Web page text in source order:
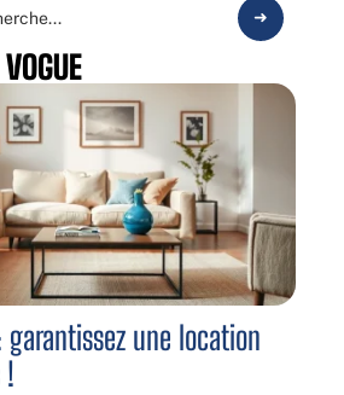
une location
!